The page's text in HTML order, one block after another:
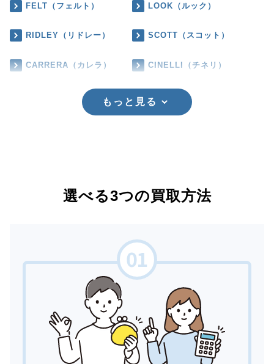
FELT（フェルト） LOOK（ルック）
RIDLEY（リドレー） SCOTT（スコット）
CARRERA（カレラ） CINELLI（チネリ）
もっと見る
選べる3つの買取方法